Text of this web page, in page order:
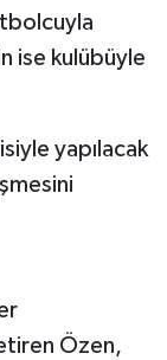
ise kulübüyle
yapılacak
Özen,